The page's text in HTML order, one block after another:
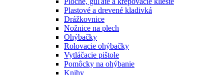
Plastové a drevené kladivká
Drážkovnice
Nožnice na plech
Ohýbačky
Rolovacie ohýbačky
Vytláčacie pištole
Pomôcky na ohýbanie
Knihy